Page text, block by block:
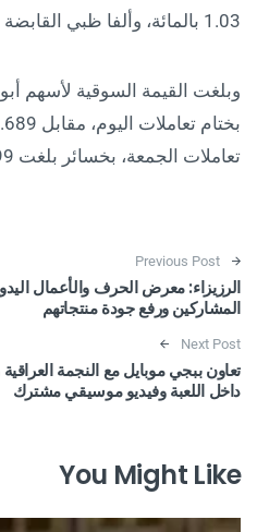
1.03 بالمائة، وألفا ظبي القابضة بـ 1.16 بالمائة.
تعاملات الجمعة، بخسائر بلغت 5.99 مليار درهم.
Post navigation
Previous Post
المشاركين ورفع جودة منتجاتهم
Next Post
تعاون ببجي موبايل مع النجمة
داخل اللعبة وفيديو موسيقي مشترك
You Might Like